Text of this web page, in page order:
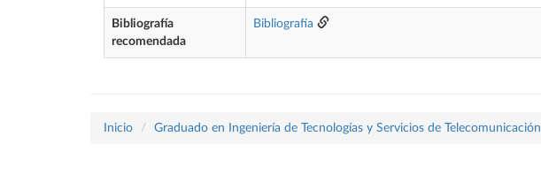
Bibliografía
recomendada
Bibliografía
Inicio Graduado en Ingeniería de Tecnologías y Servicios de Telecomunicación